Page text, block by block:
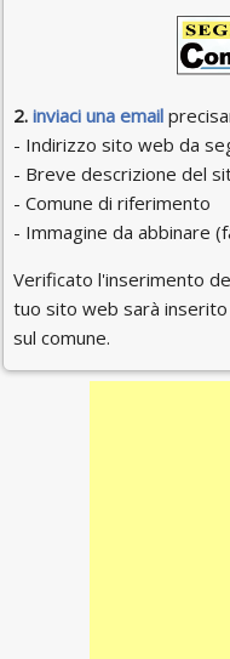
2. inviaci una email
- Indirizzo sito web da
- Breve descrizione del
- Comune di riferimento
- Immagine da abbinare
Verificato l'inserimento
tuo sito web sarà
sul comune.